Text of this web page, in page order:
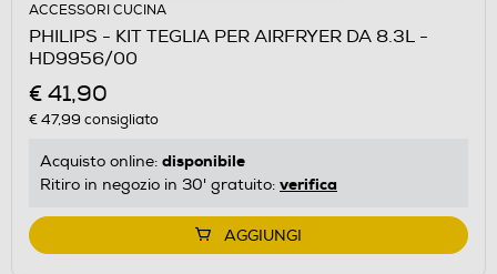
ACCESSORI CUCINA
PHILIPS - KIT TEGLIA PER AIRFRYER DA 8.3L -
HD9956/00
€ 41,90
€ 47,99 consigliato
Acquisto online: disponibile
Ritiro in negozio in 30' gratuito: verifica
AGGIUNGI